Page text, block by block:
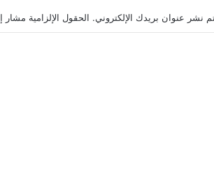
نشر عنوان بريدك الإلكتروني. الحقول الإلزامية مشار